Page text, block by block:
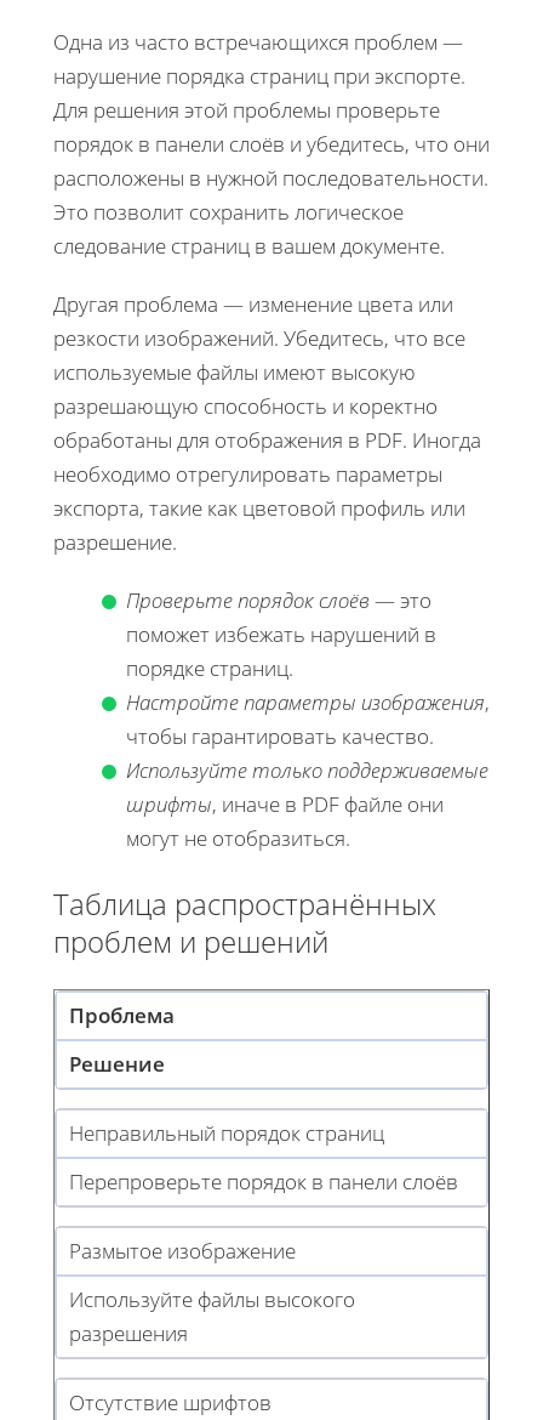
Одна из часто встречающихся проблем —
нарушение порядка страниц при экспорте.
Для решения этой проблемы проверьте
порядок в панели слоёв и убедитесь, что они
расположены в нужной последовательности.
Это позволит сохранить логическое
следование страниц в вашем документе.
Другая проблема — изменение цвета или
резкости изображений. Убедитесь, что все
используемые файлы имеют высокую
разрешающую способность и коректно
обработаны для отображения в PDF. Иногда
необходимо отрегулировать параметры
экспорта, такие как цветовой профиль или
разрешение.
Проверьте порядок слоёв — это
поможет избежать нарушений в
порядке страниц.
Настройте параметры изображения,
чтобы гарантировать качество.
Используйте только поддерживаемые
шрифты, иначе в PDF файле они
могут не отобразиться.
Таблица распространённых
проблем и решений
Проблема
Решение
Неправильный порядок страниц
Перепроверьте порядок в панели слоёв
Размытое изображение
Используйте файлы высокого
разрешения
Отсутствие шрифтов